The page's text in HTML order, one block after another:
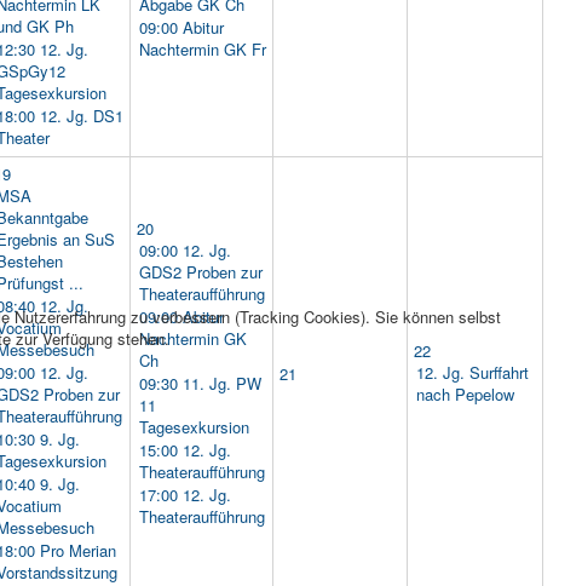
LK
GK Ph
12. Jg.
12. Jg. DS1
Abgabe GK Ch
09:00 Abitur
Nachtermin GK Fr
an SuS
...
12. Jg.
12. Jg.
Proben zur
9. Jg.
9. Jg.
Pro Merian
20
09:00 12. Jg.
GDS2 Proben zur
Theateraufführung
09:00 Abitur
Nachtermin GK
Ch
09:30 11. Jg. PW
11
Tagesexkursion
15:00 12. Jg.
Theateraufführung
17:00 12. Jg.
Theateraufführung
21
22
12. Jg. Surffahrt
nach Pepelow
zu verbessern (Tracking Cookies). Sie können selbst
zur Verfügung stehen.